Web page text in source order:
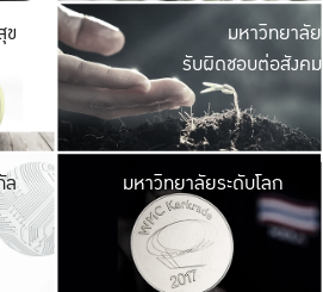
ข มหาวิ
ค
เปิดประ
และพบเรื่องราวใ
มหาวิทยาลัย
รับผิดชอบต่อสังคม
ล มหาวิ
เปลี่ยนแปลง แล
เพื่อทำง
ระบบสารสนเทศ
มหาวิทยาลัยระดับโลก